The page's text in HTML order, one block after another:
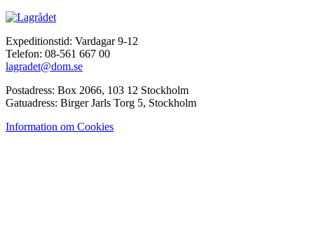
Expeditionstid: Vardagar 9-12
Telefon: 08-561 667 00
lagradet@dom.se
Postadress: Box 2066, 103 12 Stockholm
Gatuadress: Birger Jarls Torg 5, Stockholm
Information om Cookies